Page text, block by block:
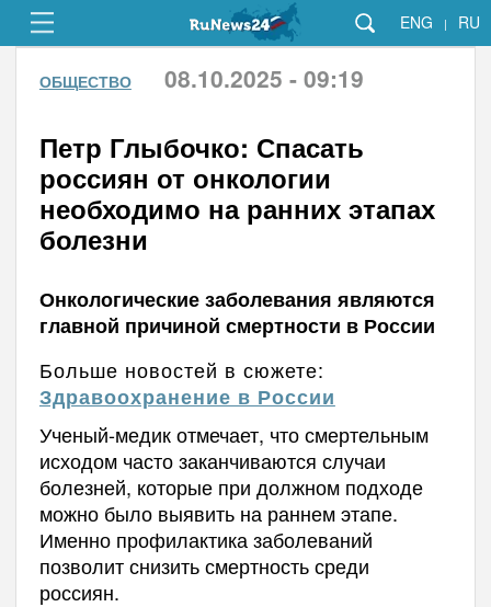
ENG | RU
ОБЩЕСТВО 08.10.2025 - 09:19
Петр Глыбочко: Спасать
россиян от онкологии
необходимо на ранних этапах
болезни
Онкологические заболевания являются
главной причиной смертности в России
Больше новостей в сюжете:
Здравоохранение в России
Ученый-медик отмечает, что смертельным
исходом часто заканчиваются случаи
болезней, которые при должном подходе
можно было выявить на раннем этапе.
Именно профилактика заболеваний
позволит снизить смертность среди
россиян.